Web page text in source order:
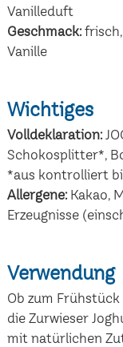
Vanilleduft
Geschmack:frisch,
Vanille
Wichtiges
Volldeklaration:
Schokosplitter*,
*aus kontrolliert
Allergene:Kakao,
Erzeugnisse
Verwendung
Ob zum
die Zurwieser
mit natürlichen